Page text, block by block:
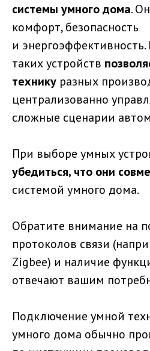
системы умного дома.
комфорт, безопасность
и
таких устройств
технику разных
централизованно
сложные сценарии
При выборе умных
убедиться, что они
системой умного дома.
Обратите внимание на
протоколов связи
Zigbee) и наличие
отвечают вашим
Подключение умной
умного дома обычно